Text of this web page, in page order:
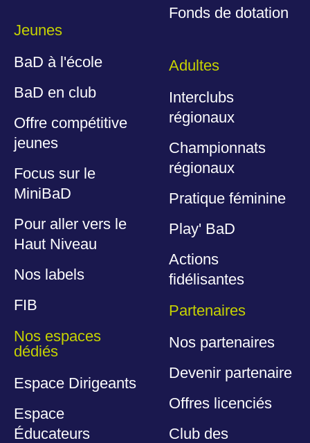
Fonds de dotation
Jeunes
BaD à l'école
BaD en club
Offre compétitive
jeunes
Focus sur le
MiniBaD
Pour aller vers le
Haut Niveau
Nos labels
FIB
Nos espaces
dédiés
Espace Dirigeants
Espace
Éducateurs
Adultes
Interclubs
régionaux
Championnats
régionaux
Pratique féminine
Play' BaD
Actions
fidélisantes
Partenaires
Nos partenaires
Devenir partenaire
Offres licenciés
Club des